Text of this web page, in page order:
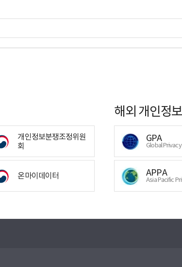
개인정보분쟁조정위원
회
온마이데이터
해외 개인정
GPA
Global
APPA
Asia Pacific